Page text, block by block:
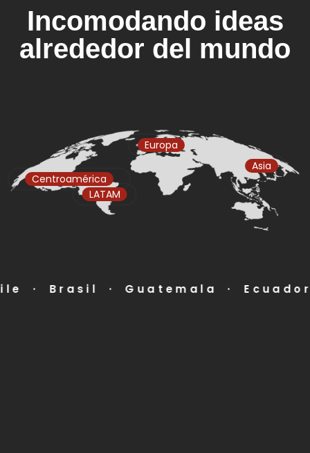
Incomodando ideas
alrededor del mundo
Centroamérica
LATAM
Europa
Asia
· Guatemala · Ecuador ·